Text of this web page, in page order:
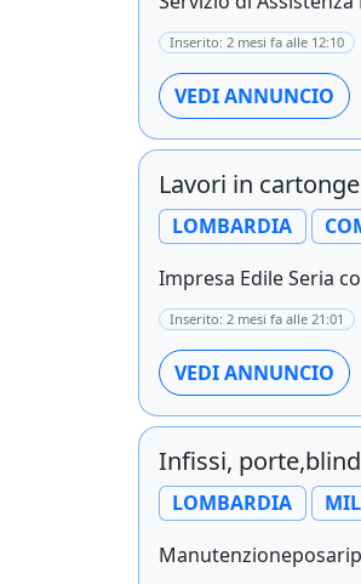
Inserito: 2 mesi fa alle 12:10
VEDI ANNUNCIO
Lavori in
LOMBARDIA
Impresa Edile Seria
Inserito: 2 mesi fa alle 21:01
VEDI ANNUNCIO
Infissi,
LOMBARDIA